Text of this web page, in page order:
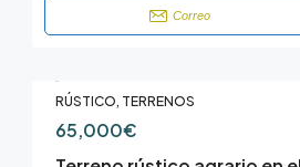
Correo
RÚSTICO, TERRENOS
65,000€